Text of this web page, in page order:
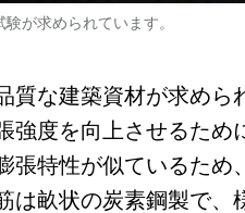
が求められています。
な建築資材が求めら
強度を向上させるため
特性が似ているため
は畝状の炭素鋼製で、